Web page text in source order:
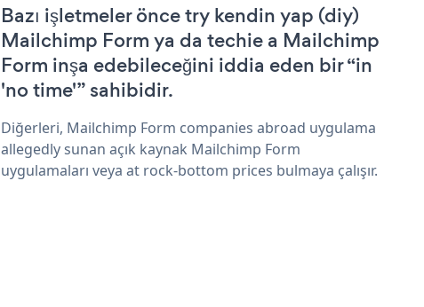
Bazı işletmeler önce try kendin yap (diy)
Mailchimp Form ya da techie a Mailchimp
Form inşa edebileceğini iddia eden bir “in
'no time'” sahibidir.
Diğerleri, Mailchimp Form companies abroad uygulama
allegedly sunan açık kaynak Mailchimp Form
uygulamaları veya at rock-bottom prices bulmaya çalışır.